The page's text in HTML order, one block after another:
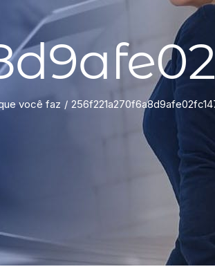
você faz